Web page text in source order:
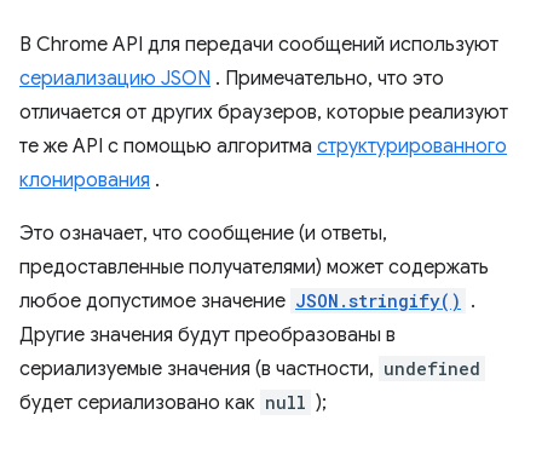
В Chrome API для передачи сообщений используют
сериализацию JSON . Примечательно, что это
отличается от других браузеров, которые реализуют
те же API с помощью алгоритма структурированного
клонирования .
Это означает, что сообщение (и ответы,
предоставленные получателями) может содержать
любое допустимое значение JSON.stringify() .
Другие значения будут преобразованы в
сериализуемые значения (в частности, undefined
будет сериализовано как null );